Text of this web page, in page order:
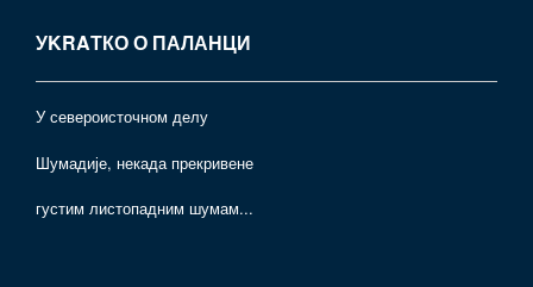
УKRAТКО О ПАЛАНЦИ
У североисточном делу
Шумадије, некада прекривене
густим листопадним шумам...